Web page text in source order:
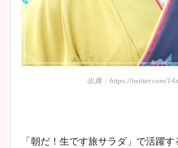
出典：https://twitter.com/
「朝だ！生です旅サラダ」で活躍